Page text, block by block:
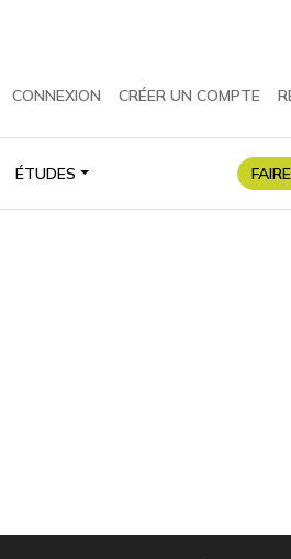
CONNEXION CRÉER UN COMPTE
ÉTUDES